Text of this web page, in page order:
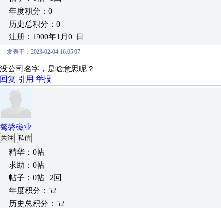
年度积分：0
历史总积分：0
注册：1900年1月01日
发表于：2023-02-04 16:05:07
没公司名字，是啥意思呢？
回复 引用 举报
骜磐磁业
关注 私信
精华：0帖
求助：0帖
帖子：0帖 | 2回
年度积分：52
历史总积分：52